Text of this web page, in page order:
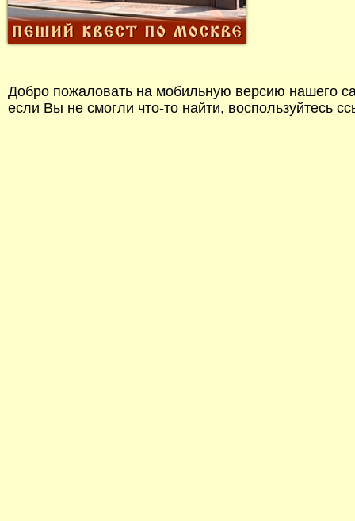
Добро пожаловать на мобильную версию нашего
если Вы не смогли что-то найти, воспользуйтесь